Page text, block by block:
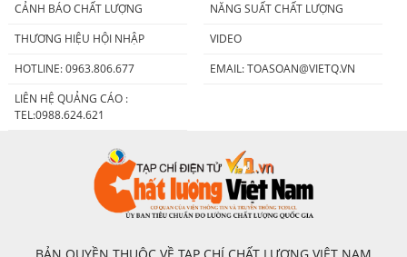
CẢNH BÁO CHẤT LƯỢNG
NĂNG SUẤT CHẤT LƯỢNG
THƯƠNG HIỆU HỘI NHẬP
VIDEO
HOTLINE: 0963.806.677
EMAIL:TOASOAN@VIETQ.VN
LIÊN HỆ QUẢNG CÁO :
TEL:0988.624.621